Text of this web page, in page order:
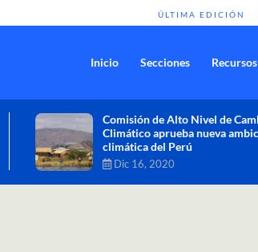
ÚLTIMA EDICIÓN
Inicio Secciones Recursos
Comisión de Alto Nivel de Cambio
Climático aprueba nueva ambición
climática del Perú
Dic 16, 2020